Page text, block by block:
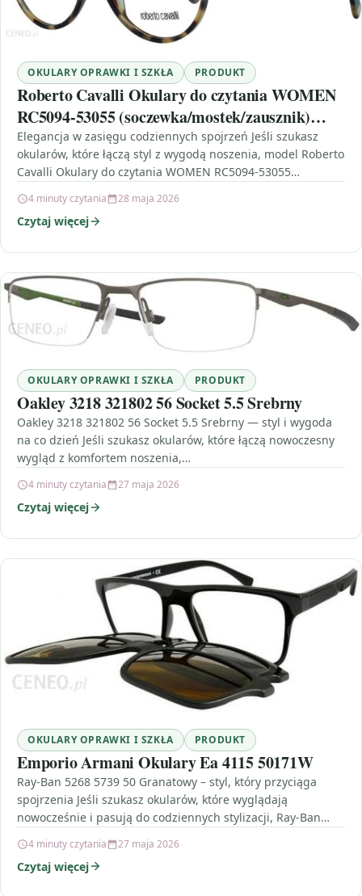
OKULARY OPRAWKI I SZKŁA PRODUKT
Roberto Cavalli Okulary do czytania WOMEN
RC5094-53055 (soczewka/mostek/zausznik)
53/15/140 mm)
Elegancja w zasięgu codziennych spojrzeń Jeśli szukasz
okularów, które łączą styl z wygodą noszenia, model Roberto
Cavalli Okulary do czytania WOMEN RC5094-53055
4 minuty czytania 28 maja 2026
Czytaj więcej
OKULARY OPRAWKI I SZKŁA PRODUKT
Oakley 3218 321802 56 Socket 5.5 Srebrny
Oakley 3218 321802 56 Socket 5.5 Srebrny — styl i wygoda
na co dzień Jeśli szukasz okularów, które łączą nowoczesny
wygląd z komfortem noszenia,…
4 minuty czytania 27 maja 2026
Czytaj więcej
OKULARY OPRAWKI I SZKŁA PRODUKT
Emporio Armani Okulary Ea 4115 50171W
Ray-Ban 5268 5739 50 Granatowy – styl, który przyciąga
spojrzenia Jeśli szukasz okularów, które wyglądają
nowocześnie i pasują do codziennych stylizacji, Ray-Ban
4 minuty czytania 27 maja 2026
Czytaj więcej